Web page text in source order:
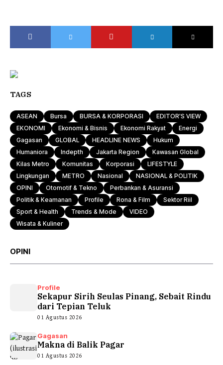
TAGS
ASEAN Bursa BURSA & KORPORASI
EDITOR'S VIEW
EKONOMI
Ekonomi & Bisnis Ekonomi Rakyat
Energi
Gagasan
GLOBAL HEADLINE NEWS
Hukum
Humaniora
Indepth Jakarta Region
Kawasan Global
Kilas Metro
Komunitas Korporasi
LIFESTYLE
Lingkungan
METRO Nasional
NASIONAL & POLITIK
OPINI
Otomotif & Tekno
Perbankan & Asuransi
Politik & Keamanan
Profile Rona & Film
Sektor Riil
Sport & Health
Trends & Mode
VIDEO
Wisata & Kuliner
OPINI
Profile
Sekapur Sirih Seulas Pinang, Sebait Rindu
dari Tepian Teluk
01 Agustus 2026
Gagasan
Makna di Balik Pagar
01 Agustus 2026